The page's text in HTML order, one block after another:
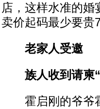
店，这样水准的婚
卖价起码最少要贵
老家人受邀
族人收到请柬“
霍启刚的爷爷霍